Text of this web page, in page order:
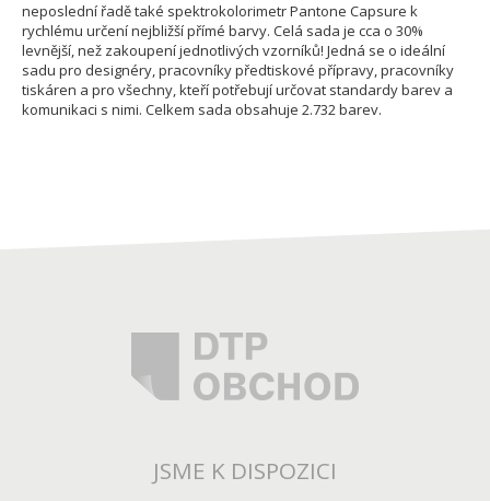
neposlední řadě také spektrokolorimetr Pantone Capsure k
rychlému určení nejbližší přímé barvy. Celá sada je cca o 30%
levnější, než zakoupení jednotlivých vzorníků! Jedná se o ideální
sadu pro designéry, pracovníky předtiskové přípravy, pracovníky
tiskáren a pro všechny, kteří potřebují určovat standardy barev a
komunikaci s nimi. Celkem sada obsahuje 2.732 barev.
JSME K DISPOZICI